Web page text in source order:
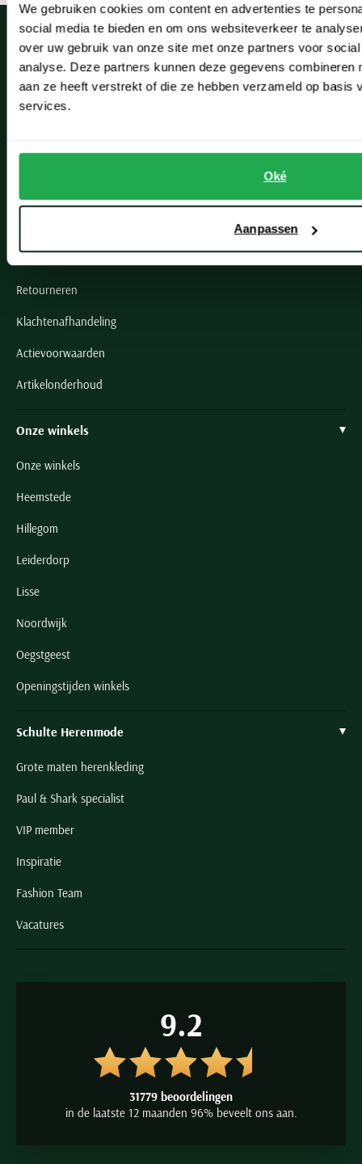
We gebruiken cookies om content en advertenties te
social media te bieden en om ons websiteverkeer te
over uw gebruik van onze site met onze partners voor
analyse. Deze partners kunnen deze gegevens combineren
aan ze heeft verstrekt of die ze hebben verzameld op basis
services.
Oké
Aanpassen
Klantenservice
Bestellen
Verzenden
Retourneren
Klachtenafhandeling
Actievoorwaarden
Artikelonderhoud
Onze winkels
Onze winkels
Heemstede
Hillegom
Leiderdorp
Lisse
Noordwijk
Oegstgeest
Openingstijden winkels
Schulte Herenmode
Grote maten herenkleding
Paul & Shark specialist
VIP member
Inspiratie
Fashion Team
Vacatures
9.2
31779 beoordelingen
in de laatste 12 maanden 96% beveelt ons aan.